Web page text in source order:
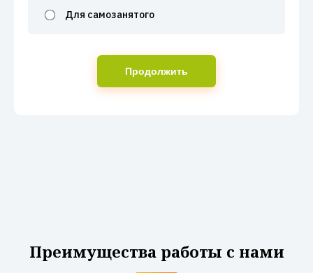
Для самозанятого
Продолжить
Преимущества работы с нами